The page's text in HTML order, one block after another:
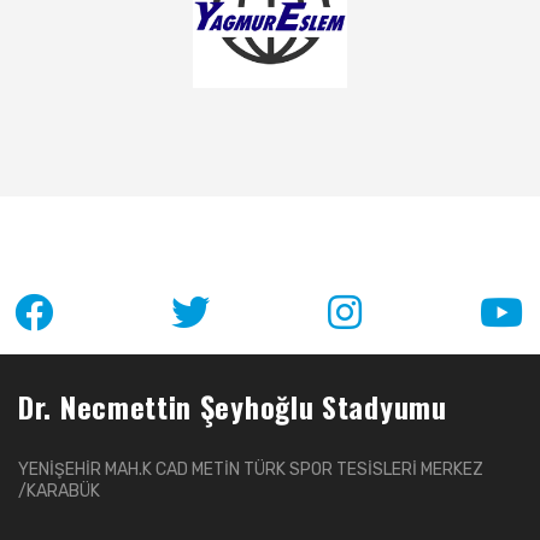
Dr. Necmettin Şeyhoğlu Stadyumu
YENİŞEHİR MAH.K CAD METİN TÜRK SPOR TESİSLERİ MERKEZ
/KARABÜK